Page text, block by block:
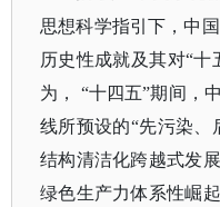
思想科学指引下，中国
历史性成就及其对“十
为， “十四五”期间，
线所预设的“先污染、
结构清洁化跨越式发
绿色生产力体系性崛